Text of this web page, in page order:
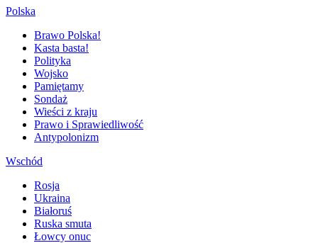
Polska
Brawo Polska!
Kasta basta!
Polityka
Wojsko
Pamiętamy
Sondaż
Wieści z kraju
Prawo i Sprawiedliwość
Antypolonizm
Wschód
Rosja
Ukraina
Białoruś
Ruska smuta
Łowcy onuc